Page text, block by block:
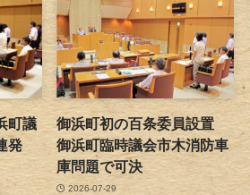
町議
発
御浜町初の百条委員設置
御浜町臨時議会市木消防車
庫問題で可決
2026-07-29